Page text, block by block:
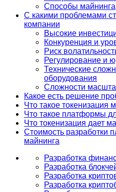
Способы майнинга
С какими проблемами
компании
Высокие
Конкуренция и
Риск
Регулирование и
Технические
оборудования
Сложности
Какое есть решение
Что такое токенизация
Что такое платформы
Что токенизация дает
Стоимость разработки
майнинга
Разработка
Разработка
Разработка
Разработка